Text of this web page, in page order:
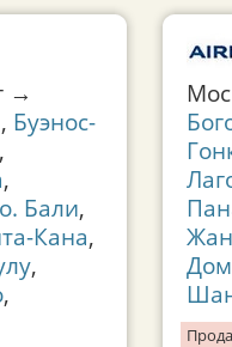
→
, Буэнос-
,
,
о. Бали,
Кана,
,
,